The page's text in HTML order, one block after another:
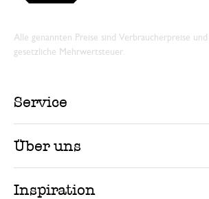
Alle genannten Preise sind Verbraucherpreise
gesetzliche Mehrwertsteuer.
Service
Über uns
Inspiration